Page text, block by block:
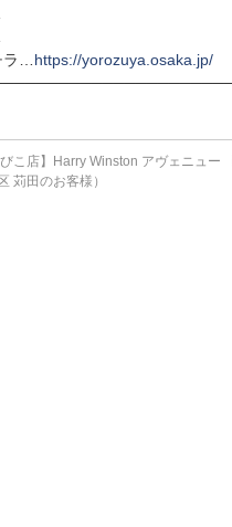
… https://yorozuya.osaka.jp/
こ店】Harry Winston アヴェニュー
苅田のお客様）